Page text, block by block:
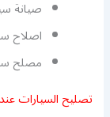
صيانة
اصلاح
مصلح
تصليح السيارات